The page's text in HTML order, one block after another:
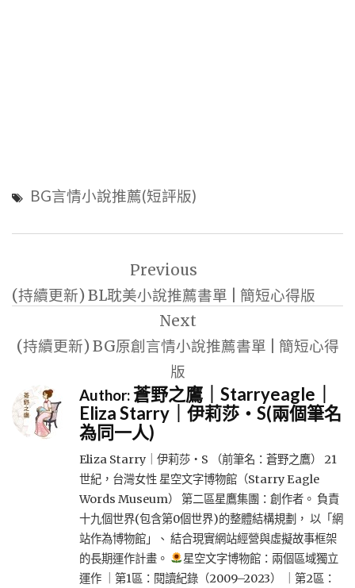
BG言情小說推薦(短評版)
導
覽
Previous
(持續更新) BL耽美小說推薦書單 | 簡短心得版
Next
(持續更新) BG原創言情小說推薦書單 | 簡短心得
版
Author:蒼野之鷹｜Starryeagle｜
Eliza Starry｜伊莉莎・S(兩個筆名
為同一人)
Eliza Starry｜伊莉莎・S （前筆名：蒼野之鷹） 21
世紀，台灣女性 星空文字博物館（Starry Eagle
Words Museum） 第二區星鷹集團：創作者。 負責
十九個世界(包含第0個世界)的整體結構規劃， 以「網
站作為博物館」、 結合現實網站經營與虛擬故事框架
的長期運作計畫。
星空文字博物館：兩個區域獨立
運作 ｜第1區：閱讀紀錄（2009–2023） ｜第2區：